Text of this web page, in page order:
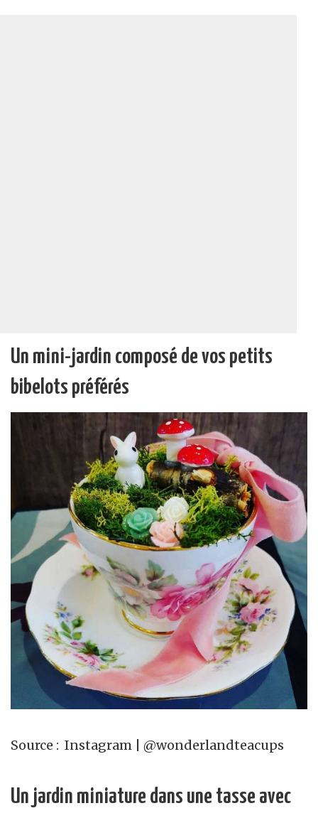
Un mini-jardin composé de vos petits
bibelots préférés
Source : Instagram | @wonderlandteacups
Un jardin miniature dans une tasse avec